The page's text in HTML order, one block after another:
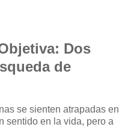
Dos
de
se sienten atrapadas en
sentido en la vida, pero a